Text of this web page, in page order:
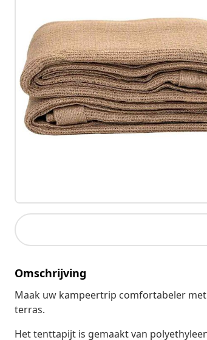
Omschrijving
Maak uw kampeertrip comfortabeler
terras.
Het tenttapijt is gemaakt van